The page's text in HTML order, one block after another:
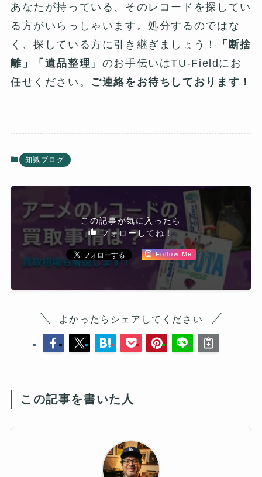
あなたが持っている、そのレコードを探してい
る方がいらっしゃいます。処分するのではな
く、探している方に引き継ぎましょう！
「断捨
離」「遺品整理」 のお手伝いはTU-Fieldにお
任せください。 ご連絡をお待ちしております！
知識ブログ
この記事が気に入ったら
フォローしてね！
Follow Me
よかったらシェアしてください
この記事を書いた人